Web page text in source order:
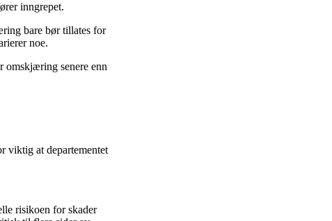
inngrepet.
bare bør tillates for
noe.
omskjæring senere enn
viktig at departementet
risikoen for skader